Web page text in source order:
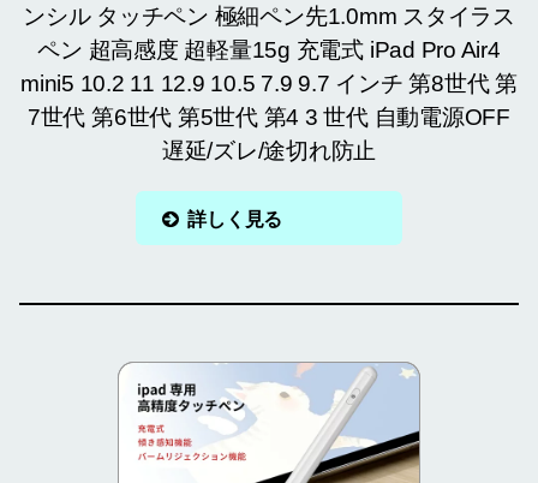
ンシル タッチペン 極細ペン先1.0mm スタイラス
ペン 超高感度 超軽量15g 充電式 iPad Pro Air4
mini5 10.2 11 12.9 10.5 7.9 9.7 インチ 第8世代 第
7世代 第6世代 第5世代 第4 3 世代 自動電源OFF
遅延/ズレ/途切れ防止
詳しく見る